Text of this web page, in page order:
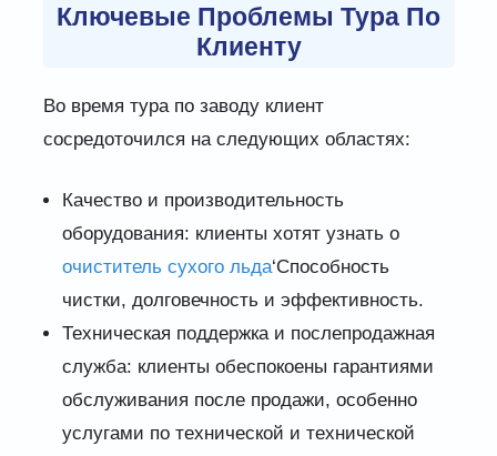
Ключевые Проблемы Тура По
Клиенту
Во время тура по заводу клиент
сосредоточился на следующих областях:
Качество и производительность
оборудования: клиенты хотят узнать о
очиститель сухого льда‘Способность
чистки, долговечность и эффективность.
Техническая поддержка и послепродажная
служба: клиенты обеспокоены гарантиями
обслуживания после продажи, особенно
услугами по технической и технической